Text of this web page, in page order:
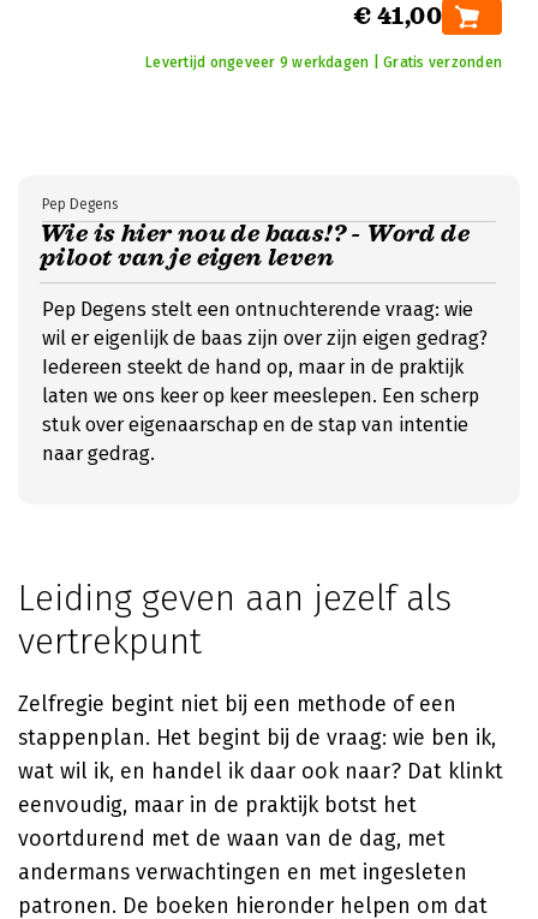
€ 41,00
Levertijd ongeveer 9 werkdagen | Gratis verzonden
Wie is hier nou de baas!? - Word de
piloot van je eigen leven
Pep Degens
Pep Degens stelt een ontnuchterende vraag: wie
wil er eigenlijk de baas zijn over zijn eigen gedrag?
Iedereen steekt de hand op, maar in de praktijk
laten we ons keer op keer meeslepen. Een scherp
stuk over eigenaarschap en de stap van intentie
naar gedrag.
Leiding geven aan jezelf als
vertrekpunt
Zelfregie begint niet bij een methode of een
stappenplan. Het begint bij de vraag: wie ben ik,
wat wil ik, en handel ik daar ook naar? Dat klinkt
eenvoudig, maar in de praktijk botst het
voortdurend met de waan van de dag, met
andermans verwachtingen en met ingesleten
patronen. De boeken hieronder helpen om dat